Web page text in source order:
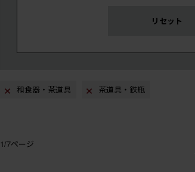
リセット
和食器・茶道具 茶道具・鉄瓶
1/7ページ